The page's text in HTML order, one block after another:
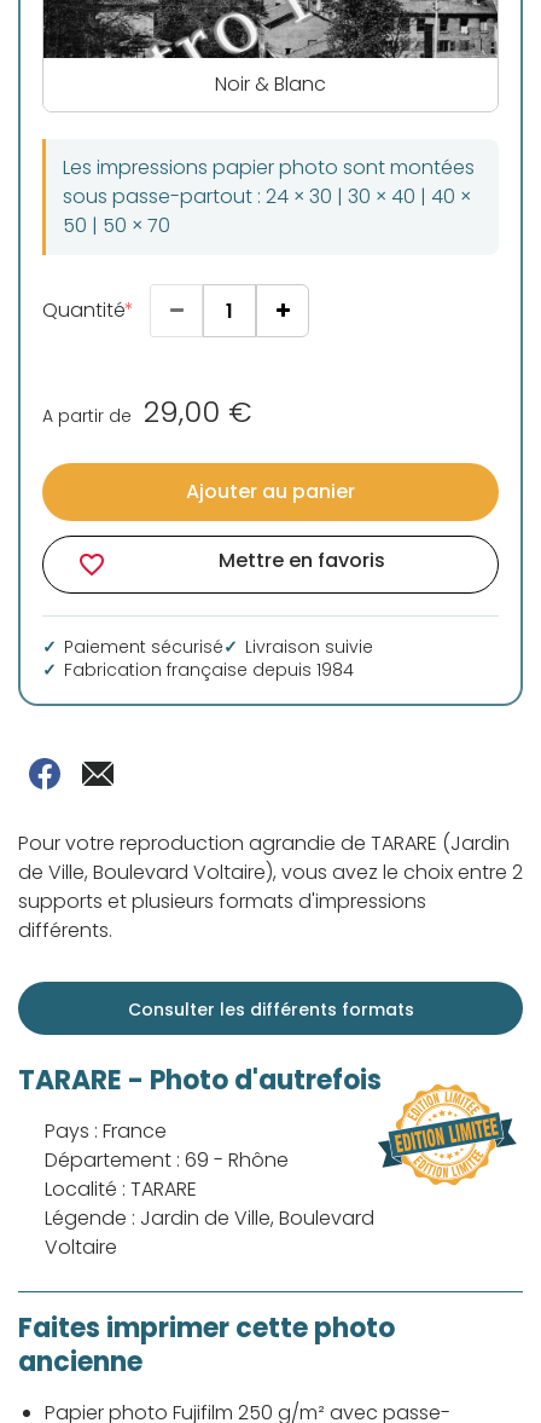
Noir & Blanc
Les impressions papier photo sont montées
sous passe-partout : 24 × 30 | 30 × 40 | 40 ×
50 | 50 × 70
Quantité
A partir de 29,00 €
Ajouter au panier
favorite_border Mettre en favoris
Paiement sécurisé
Livraison suivie
Fabrication française depuis 1984
Pour votre reproduction agrandie de TARARE (Jardin
de Ville, Boulevard Voltaire), vous avez le choix entre 2
supports et plusieurs formats d'impressions
différents.
Consulter les différents formats
TARARE - Photo d'autrefois
Pays : France
Département : 69 - Rhône
Localité : TARARE
Légende : Jardin de Ville, Boulevard
Voltaire
Faites imprimer cette photo
ancienne
Papier photo Fujifilm 250 g/m² avec passe-